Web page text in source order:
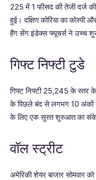
225 में 1 फीसद की तेजी दर्ज
हुई। दक्षिण कोरिया का
हैंग सेंग इंडेक्स फ्यूचर्स ने उच्च
गिफ्ट निफ्टी टुडे
गिफ्ट निफ्टी 25,245 के स्तर के
के पिछले बंद से लगभग 10 अंकों
के लिए एक सुस्त शुरुआत का
वॉल स्ट्रीट
अमेरिकी शेयर बाजार सोमवार